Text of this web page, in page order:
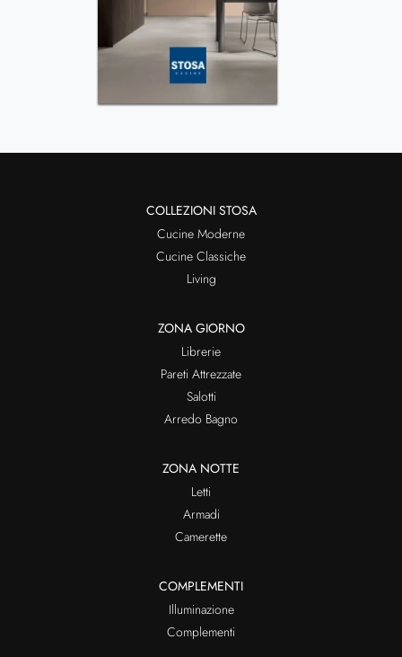
COLLEZIONI STOSA
Cucine Moderne
Cucine Classiche
Living
ZONA GIORNO
Librerie
Pareti Attrezzate
Salotti
Arredo Bagno
ZONA NOTTE
Letti
Armadi
Camerette
COMPLEMENTI
Illuminazione
Complementi